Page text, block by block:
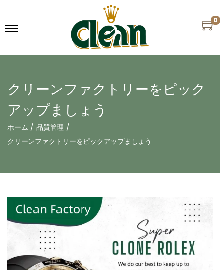
0
クリーンファクトリーをピック
アップましょう
ホーム / 品質管理 /
クリーンファクトリーをピックアップましょう